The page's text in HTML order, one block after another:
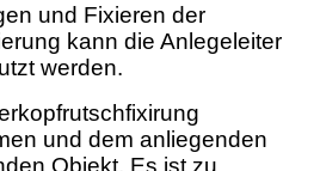
und Fixieren der
kann die Anlegeleiter
werden.
und dem anliegenden
Objekt. Es ist zu